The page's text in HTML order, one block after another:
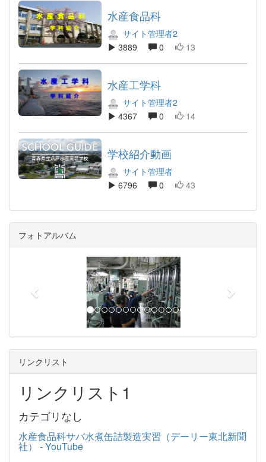
水産食品科
サイト管理者2
3889
0 13
水産工学科
サイト管理者2
4367
0 14
学校紹介動画
サイト管理者
6796
0 43
フォトアルバム
e
o
u
x
リンクリスト
リンクリスト1
カテゴリなし
水産食品科サバ水煮缶詰製造実習（デーリー東北新聞
社） - YouTube